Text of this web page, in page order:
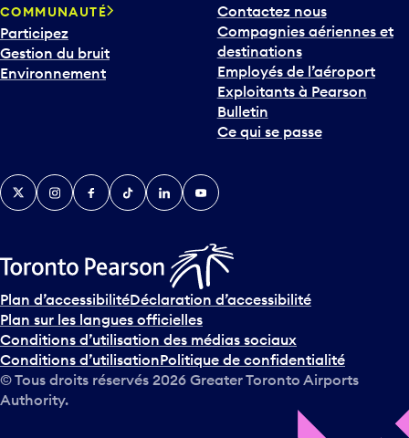
COMMUNAUTÉ
Participez
Gestion du bruit
Environnement
Contactez nous
Compagnies aériennes et
destinations
Employés de l’aéroport
Exploitants à Pearson
Bulletin
Ce qui se passe
TwitterInstagramFacebook
TikTokLinkedInYouTube
Plan d’accessibilitéDéclaration d’accessibilité
Plan sur les langues officielles
Conditions d’utilisation des médias sociaux
Conditions d’utilisationPolitique de confidentialité
© Tous droits réservés 2026 Greater Toronto Airports
Authority.